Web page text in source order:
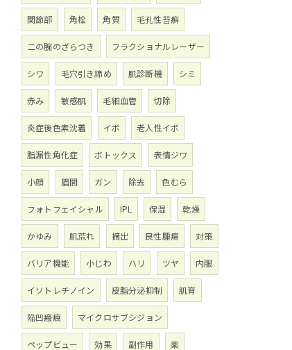
関節部 角栓 角質 毛孔性苔癬
二の腕のざらつき フラクショナルレーザー
シワ 毛穴引き締め 肌診断機 シミ
赤み 敏感肌 毛細血管 切除
炎症後色素沈着 イボ 老人性イボ
脂漏性角化症 ボトックス 表情ジワ
小顔 眉間 ガン 除去 色むら
フォトフェイシャル IPL 保湿 乾燥
かゆみ 肌荒れ 摘出 良性腫瘍 対策
バリア機能 小じわ ハリ ツヤ 内服
イソトレチノイン 皮脂分泌抑制 肌育
陥凹瘢痕 マイクロサブシジョン
ペップビュー 効果 副作用 薬